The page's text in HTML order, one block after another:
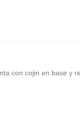
con cojin en base y